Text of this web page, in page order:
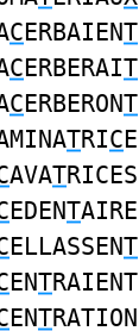
CERBAIENT
CERBERAIT
CERBERONT
TRICE
AVATRICES
EDENTAIRE
ELLASSENT
ENTRAIENT
ENTRATION